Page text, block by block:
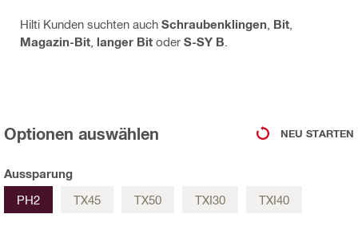
Hilti Kunden suchten auch Schraubenklingen Bit
Magazin-Bit langer Bit oder S-SY B
Optionen auswählen NEU STARTEN
Aussparung
PH2
TX45 TX50 TXI30 TXI40